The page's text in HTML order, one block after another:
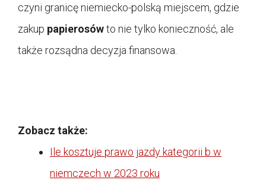
czyni granicę niemiecko-polską miejscem, gdzie
zakup papierosówto nie tylko konieczność, ale
także rozsądna decyzja finansowa.
Zobacz także:
Ile kosztuje prawo jazdy kategorii b w
niemczech w 2023 roku